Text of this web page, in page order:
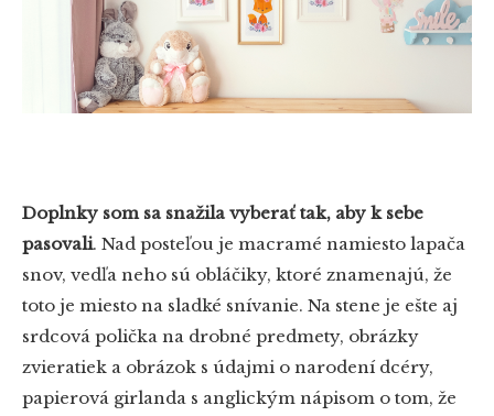
Doplnky som sa snažila vyberať tak, aby k sebe
pasovali. Nad posteľou je macramé namiesto lapača
snov, vedľa neho sú obláčiky, ktoré znamenajú, že
toto je miesto na sladké snívanie. Na stene je ešte aj
srdcová polička na drobné predmety, obrázky
zvieratiek a obrázok s údajmi o narodení dcéry,
papierová girlanda s anglickým nápisom o tom, že